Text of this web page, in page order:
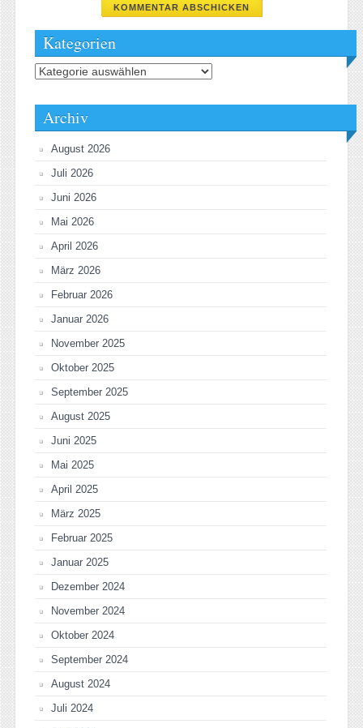
Kategorien
Kategorien
Archiv
August 2026
Juli 2026
Juni 2026
Mai 2026
April 2026
März 2026
Februar 2026
Januar 2026
November 2025
Oktober 2025
September 2025
August 2025
Juni 2025
Mai 2025
April 2025
März 2025
Februar 2025
Januar 2025
Dezember 2024
November 2024
Oktober 2024
September 2024
August 2024
Juli 2024